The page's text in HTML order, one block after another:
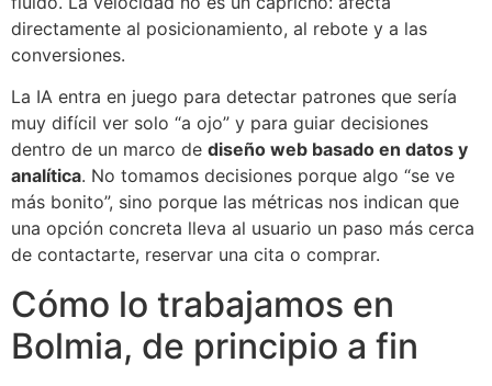
directamente al posicionamiento, al rebote y a las
conversiones.
La IA entra en juego para detectar patrones que sería
muy difícil ver solo “a ojo” y para guiar decisiones
dentro de un marco de diseño web basado en datos y
analítica. No tomamos decisiones porque algo “se ve
más bonito”, sino porque las métricas nos indican que
una opción concreta lleva al usuario un paso más cerca
de contactarte, reservar una cita o comprar.
Cómo lo trabajamos en
Bolmia, de principio a fin